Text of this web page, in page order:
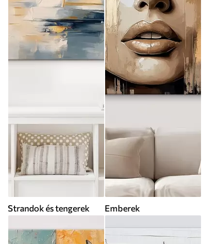
Strandok és tengerek Emberek